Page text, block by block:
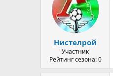
Нистелрой
Участник
Рейтинг сезона: 0